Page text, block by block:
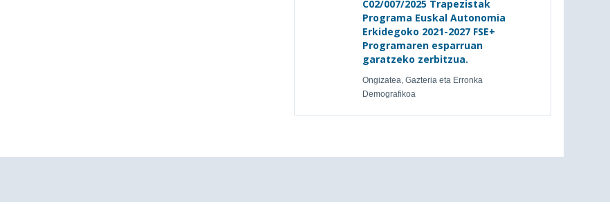
C02/007/2025 Trapezistak
Programa Euskal Autonomia
Erkidegoko 2021-2027 FSE+
Programaren esparruan
garatzeko zerbitzua.
Ongizatea, Gazteria eta Erronka
Demografikoa